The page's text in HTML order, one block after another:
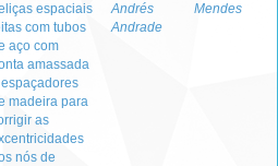
espaciais
com tubos
aço com
amassada
madeira para
as
nós de
Andrés
Andrade
Mendes